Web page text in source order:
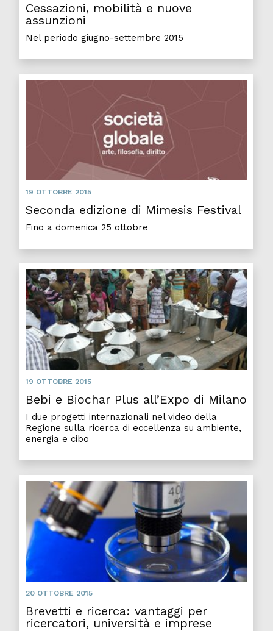
Cessazioni, mobilità e nuove
assunzioni
Nel periodo giugno-settembre 2015
19 OTTOBRE 2015
Seconda edizione di Mimesis Festival
Fino a domenica 25 ottobre
19 OTTOBRE 2015
Bebi e Biochar Plus all’Expo di Milano
I due progetti internazionali nel video della
Regione sulla ricerca di eccellenza su ambiente,
energia e cibo
20 OTTOBRE 2015
Brevetti e ricerca: vantaggi per
ricercatori, università e imprese